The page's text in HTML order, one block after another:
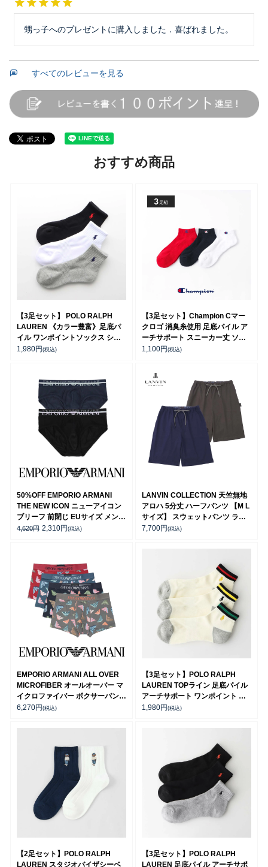
甥っ子へのプレゼントに購入しました．喜ばれました。
すべてのレビューを見る
おすすめ商品
【3足セット】 POLO RALPH
LAUREN 《カラー豊富》足底パ
イル ワンポイントソックス ショ
ート丈 アーチサポート メンズ
1,980円 (税込)
【3足セット】Champion Cマー
クロゴ 消臭糸使用 足底パイル ア
ーチサポート スニーカー丈 ソッ
クス メンズ レディース 【365日
1,100円 (税込)
50%OFF EMPORIO ARMANI
THE NEW ICON ニューアイコン
ブリーフ 前閉じ EUサイズ メンズ
アンダーウェア 54047294
4,620円 2,310円 (税込)
LANVIN COLLECTION 天竺無地
アロハ 5分丈 ハーフパンツ 【M L
サイズ】 スウェットパンツ ラウ
ンジウェア メンズ 54466012
7,700円 (税込)
EMPORIO ARMANI ALL OVER
MICROFIBER オールオーバー マ
イクロファイバー ボクサーパンツ
【S/M/L/XL】 前閉じ EUサイズ メ
6,270円 (税込)
【3足セット】POLO RALPH
LAUREN TOPライン 足底パイル
アーチサポート ワンポイント シ
ョート丈 ソックス メンズ
1,980円 (税込)
【2足セット】POLO RALPH
LAUREN スタジオバイザシーベ
【3足セット】POLO RALPH
LAUREN 足底パイル アーチサポ